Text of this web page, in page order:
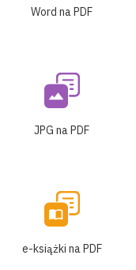
Word na PDF
JPG na PDF
e-książki na PDF